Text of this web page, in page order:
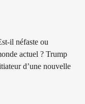
il néfaste ou
actuel ? Trump
d’une nouvelle